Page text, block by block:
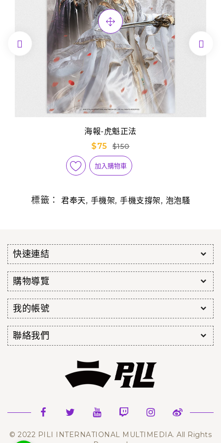
海報-虎魁正法
$75
$150
加入購物車
 
標籤： 君奉天, 手機架, 手機支撐架, 泡泡騷
快速連結
購物導覽
我的帳號
聯絡我們
© 2022 PILI INTERNATIONAL MULTIMEDIA. All Rights